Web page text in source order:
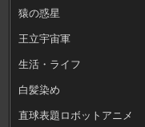
猿の惑星
王立宇宙軍
生活・ライフ
白髪染め
直球表題ロボットアニメ